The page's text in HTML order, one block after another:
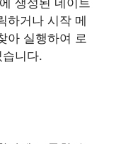
하거나 시작 메
아 실행하여 로
니다.